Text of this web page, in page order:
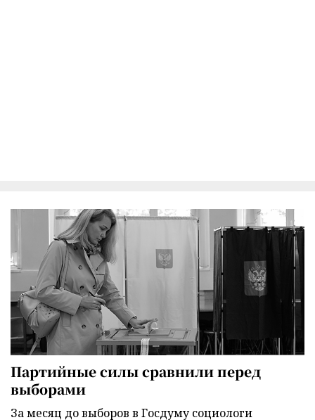
Партийные силы сравнили перед
выборами
За месяц до выборов в Госдуму социологи